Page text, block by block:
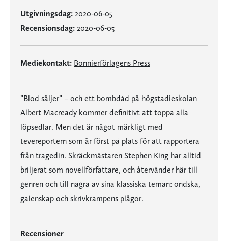
Utgivningsdag: 2020-06-05
Recensionsdag: 2020-06-05
Mediekontakt: Bonnierförlagens Press
”Blod säljer” – och ett bombdåd på högstadieskolan
Albert Macready kommer definitivt att toppa alla
löpsedlar. Men det är något märkligt med
tevereportern som är först på plats för att rapportera
från tragedin. Skräckmästaren Stephen King har alltid
briljerat som novellförfattare, och återvänder här till
genren och till några av sina klassiska teman: ondska,
galenskap och skrivkrampens plågor.
Recensioner